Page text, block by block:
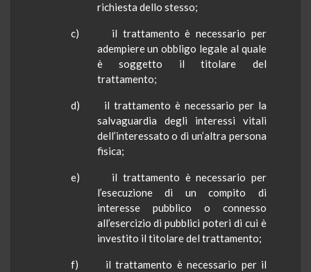
richiesta dello stesso;
c) il trattamento è necessario per
adempiere un obbligo legale al quale
è soggetto il titolare del
trattamento;
d) il trattamento è necessario per la
salvaguardia degli interessi vitali
dell’interessato o di un’altra persona
fisica;
e) il trattamento è necessario per
l’esecuzione di un compito di
interesse pubblico o connesso
all’esercizio di pubblici poteri di cui è
investito il titolare del trattamento;
f) il trattamento è necessario per il